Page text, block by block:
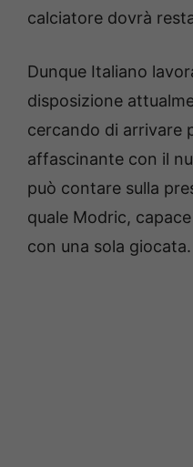
calciatore dovrà
Dunque Italiano
disposizione
cercando di arrivare
affascinante con il
può contare sulla
quale Modric,
con una sola giocata.